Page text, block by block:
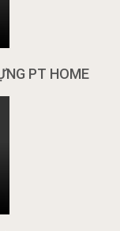
PT HOME